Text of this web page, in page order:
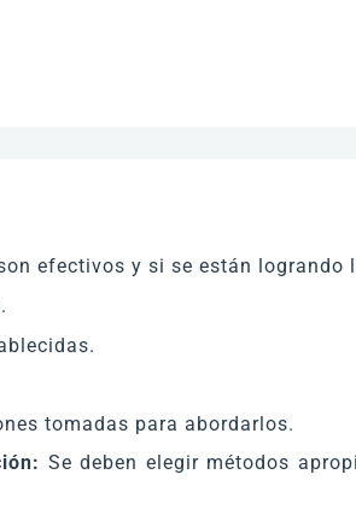
efectivos y si se están logrando
tomadas para abordarlos.
Se deben elegir métodos